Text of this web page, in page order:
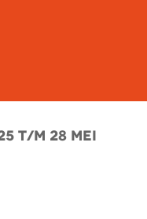
t/m 28 mei